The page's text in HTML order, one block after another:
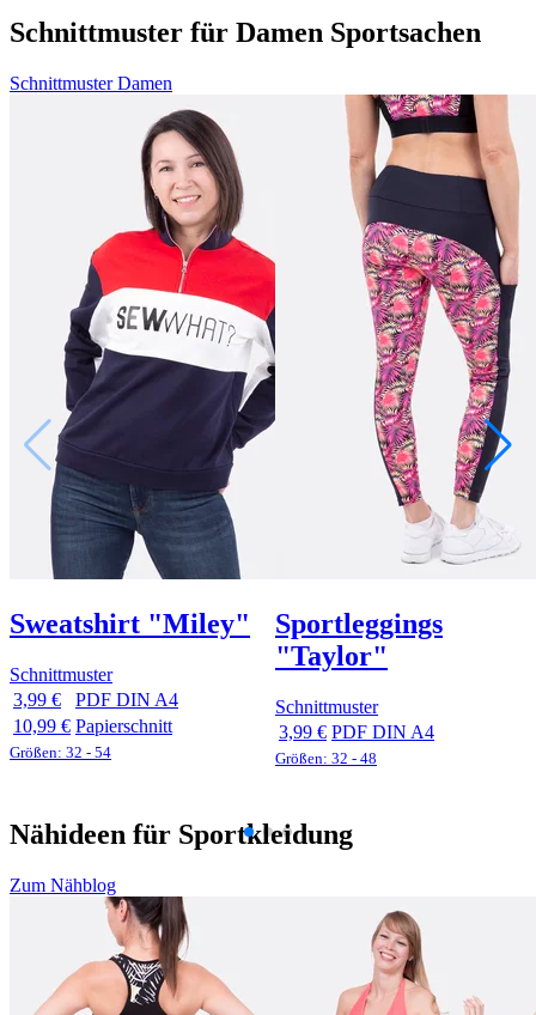
Schnittmuster für Damen Sportsachen
Schnittmuster Damen
Sweatshirt "Miley"
Schnittmuster
3,99 €
PDF DIN A4
10,99 € Papierschnitt
Größen: 32 - 54
Sportleggings
"Taylor"
Schnittmuster
3,99 € PDF DIN A4
Größen: 32 - 48
Nähideen für Sportkleidung
Zum Nähblog